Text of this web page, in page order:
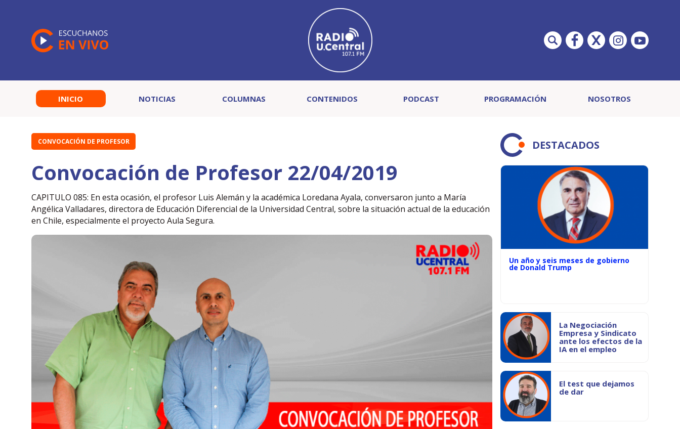
INICIO NOTICIAS COLUMNAS CONTENIDOS PODCAST PROGRAMACIÓN NOSOTROS
CONVOCACIÓN DE PROFESOR
Convocación de Profesor 22/04/2019
CAPITULO 085: En esta ocasión, el profesor Luis Alemán y la académica Loredana Ayala, conversaron junto a María
Angélica Valladares, directora de Educación Diferencial de la Universidad Central, sobre la situación actual de la educación
en Chile, especialmente el proyecto Aula Segura.
DESTACADOS
Un año y seis meses de gobierno
de Donald Trump
La Negociación
Empresa y Sindicato
ante los efectos de la
IA en el empleo
El test que dejamos
de dar